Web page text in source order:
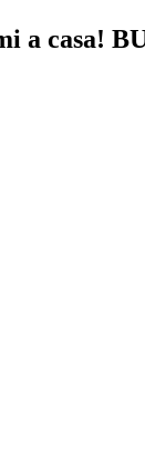
a casa!